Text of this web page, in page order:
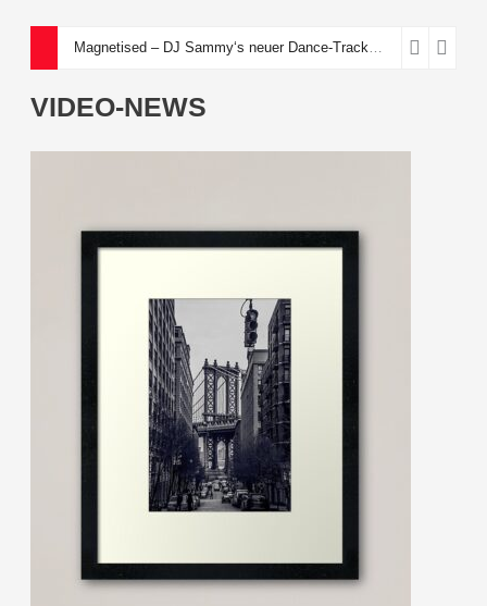
Magnetised – DJ Sammy‘s neuer Dance-Track über eine toxische Anziehungskraft
VIDEO-NEWS